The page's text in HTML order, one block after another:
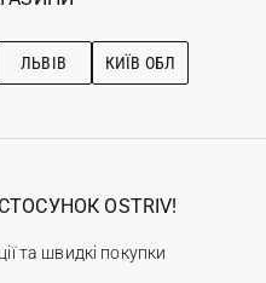
з догляду
ЛЬВІВ КИЇВ ОБЛ
OSTRIV!
та швидкі покупки